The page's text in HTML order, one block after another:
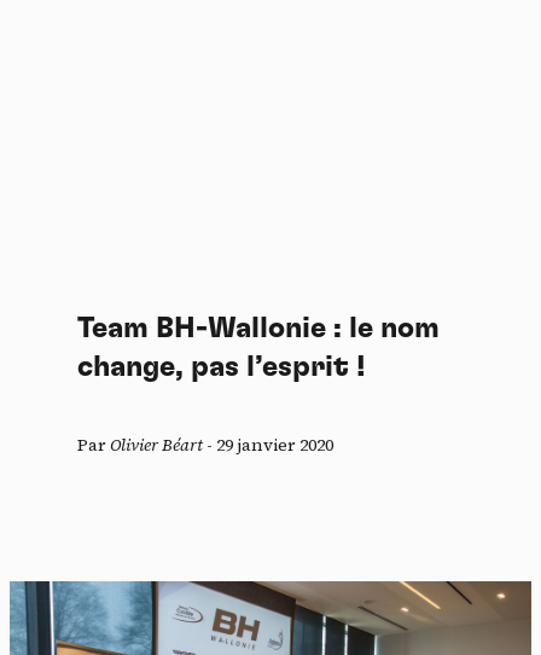
Team BH-Wallonie : le nom
change, pas l’esprit !
ParOlivier Béart- 29 janvier 2020